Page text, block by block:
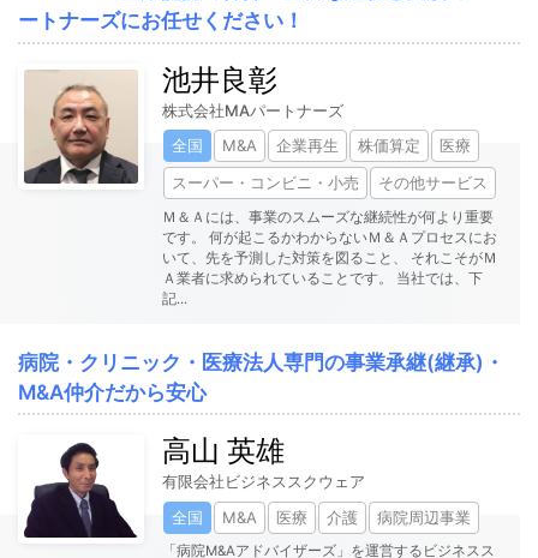
ートナーズにお任せください！
池井良彰
株式会社MAパートナーズ
全国
M&A 企業再生 株価算定
医療
スーパー・コンビニ・小売
その他サービス
Ｍ＆Ａには、事業のスムーズな継続性が何より重要
です。 何が起こるかわからないＭ＆Ａプロセスにお
いて、先を予測した対策を図ること、 それこそがＭ
Ａ業者に求められていることです。 当社では、下
記...
病院・クリニック・医療法人専門の事業承継(継承)・
M&A仲介だから安心
高山 英雄
有限会社ビジネススクウェア
全国
M&A 医療 介護 病院周辺事業
「病院M&Aアドバイザーズ」を運営するビジネスス